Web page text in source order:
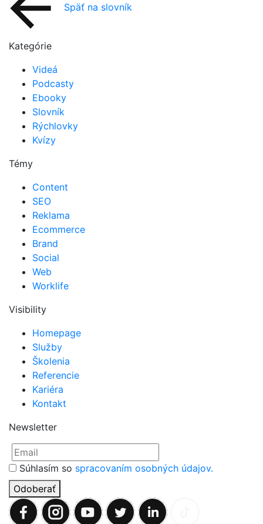
Späť na slovník
Kategórie
Videá
Podcasty
Ebooky
Slovník
Rýchlovky
Kvízy
Témy
Content
SEO
Reklama
Ecommerce
Brand
Social
Web
Worklife
Visibility
Homepage
Služby
Školenia
Referencie
Kariéra
Kontakt
Newsletter
Súhlasím so spracovaním osobných údajov.
Odoberať